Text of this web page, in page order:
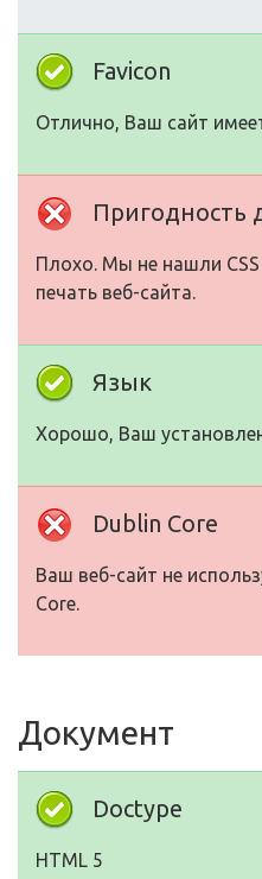
Favicon
Отлично, Ваш сайт
Пригодность
Плохо. Мы не нашли
печать веб-сайта.
Язык
Хорошо, Ваш
Dublin Core
Ваш веб-сайт не
Core.
Документ
Doctype
HTML 5